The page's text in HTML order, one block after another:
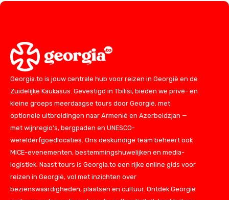
Georgia.to is jouw centrale hub voor reizen in Georgië en de
Zuidelijke Kaukasus. Gevestigd in Tbilisi, bieden we privé- en
kleine groeps meerdaagse tours door Georgië, met
optionele uitbreidingen naar Armenië en Azerbeidzjan —
met wijnregio's, bergpaden en UNESCO-
werelderfgoedlocaties. Ons deskundige team beheert ook
MICE-evenementen, bestemmingshuwelijken en media-
logistiek. Naast tours is Georgia.to een rijke online gids voor
reizen in Georgië, vol met inzichten over
bezienswaardigheden, plaatsen en cultuur. Ontdek Georgië